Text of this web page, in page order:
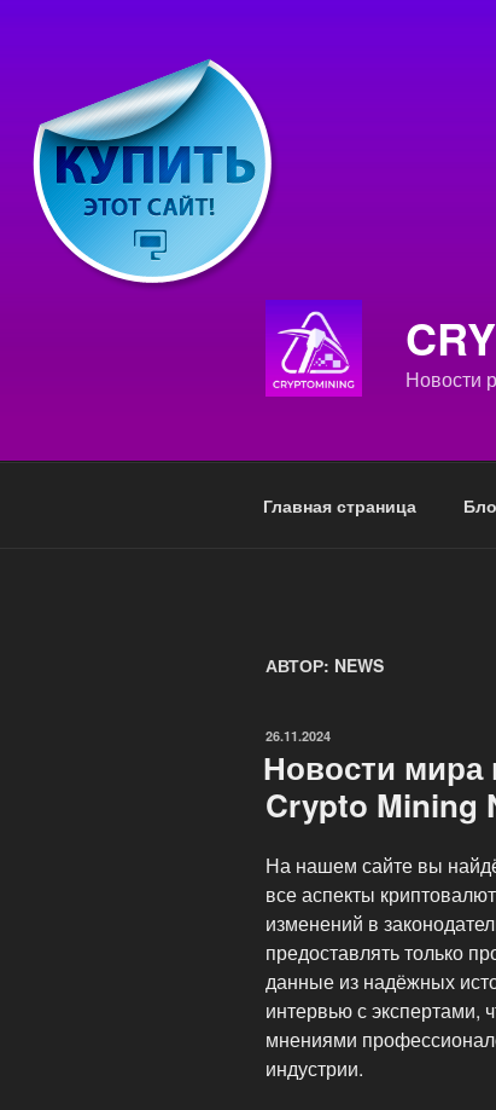
Новости
Главная страница
АВТОР: NEWS
ОПУБЛИКОВАНО
26.11.2024
Новости
Crypto Mining
На нашем сайте вы
все аспекты
изменений в
предоставлять только
данные из надёжных
интервью с экспертами,
мнениями
индустрии.